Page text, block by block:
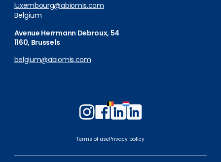
luxembourg@abiomis.com
Belgium
Avenue Herrmann Debroux, 54
1160, Brussels
belgium@abiomis.com
Follow
us
on
Follow
us
on
Follow
us
on
Belgium
Follow
us
Luxembourg
Terms of usePrivacy policy